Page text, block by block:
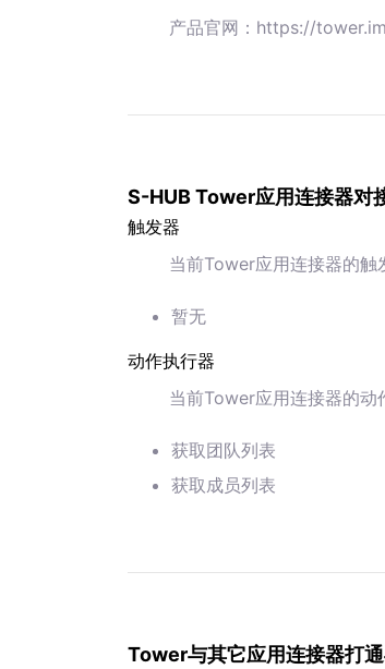
产品官网：https://
S-HUB Tower应用连接器对
触发器
当前Tower应用连接器的触
暂无
动作执行器
当前Tower应用连接器的动
获取团队列表
获取成员列表
Tower与其它应用连接器打